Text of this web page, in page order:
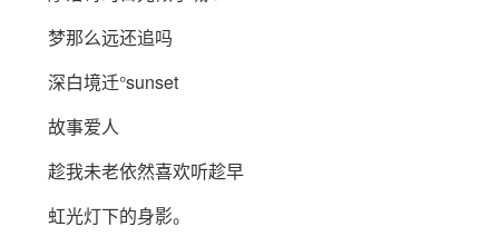
梦那么远还追吗
深白境迁°sunset
故事爱人
趁我未老依然喜欢听趁早
虹光灯下的身影。